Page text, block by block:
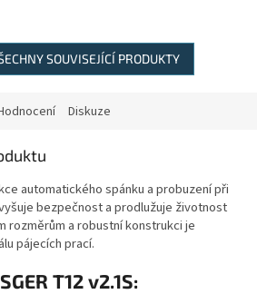
SOUVISEJÍCÍ PRODUKTY
Diskuze
automatického spánku a probuzení při
bezpečnost a prodlužuje životnost
rozměrům a robustní konstrukci je
pájecích prací.
T12 v2.1S: